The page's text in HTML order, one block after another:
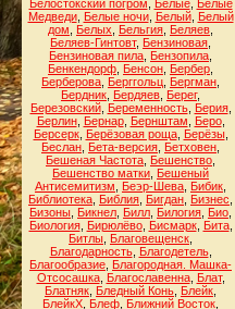
Белостокский погром
Белые, Белые
Медведи, Белые ночи, Белый, Белый
дом
Белых Бельгия Беляев
Беляев-Гинтовт, Бензиновая
Бензиновая пила Бензопила
Бенкендорф Бенсон Бербер
Берберова Берггольц Бергман
Бердник Бердяев Берег,
Березовский, Беременность, Берия,
Берлин, Бернар, Бернштам Беро,
Берсерк, Берёзовая роща, Берёзы,
Беслан Бета-версия Бетховен
Бешеная Частота Бешенство
Бешенство матки Бешеный
Антисемитизм
Беэр-Шева Бибик
Библиотека Библия Бигдан Бизнес
Бизоны Бикнел Билл Билогия Био
Биология, Бирюлёво, Бисмарк, Бита,
Битлы Благовещенск
Благодарность, Благодетель,
Благообразие Благородная. Машка-
Отсосашка, Благославенна, Блат,
Блатняк Бледный Конь Блейк
БлейкХ Блеф Ближний Восток